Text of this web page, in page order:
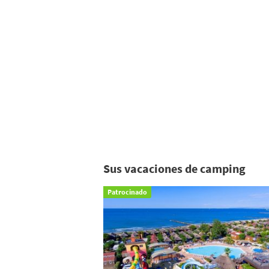
Sus vacaciones de camping
Patrocinado